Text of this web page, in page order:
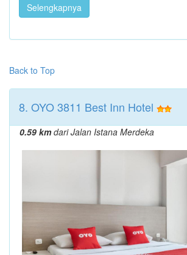
Selengkapnya
Back to Top
8. OYO 3811 Best Inn Hotel
0.59 kmdari Jalan Istana Merdeka